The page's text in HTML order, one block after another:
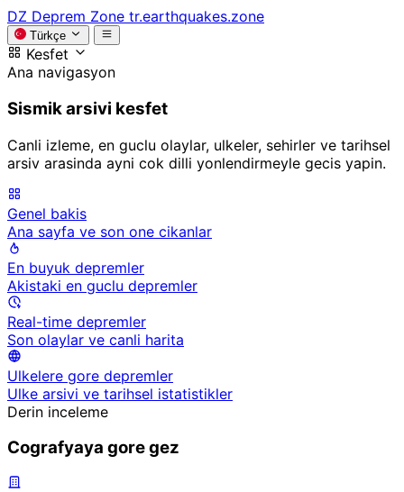
DZ Deprem Zone tr.earthquakes.zone
Türkçe
Kesfet
Ana navigasyon
Sismik arsivi kesfet
Canli izleme, en guclu olaylar, ulkeler, sehirler ve tarihsel
arsiv arasinda ayni cok dilli yonlendirmeyle gecis yapin.
Genel bakis
Ana sayfa ve son one cikanlar
En buyuk depremler
Akistaki en guclu depremler
Real-time depremler
Son olaylar ve canli harita
Ulkelere gore depremler
Ulke arsivi ve tarihsel istatistikler
Derin inceleme
Cografyaya gore gez